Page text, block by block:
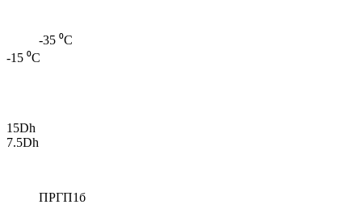
-35 ⁰С
-15 ⁰С
15Dh
7.5Dh
ПРГП1б